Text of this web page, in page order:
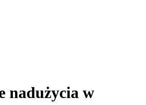
nadużycia w